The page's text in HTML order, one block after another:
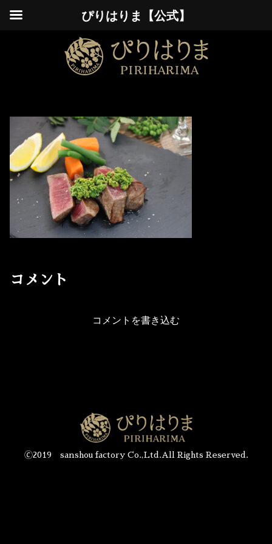
コメント
コメントを書き込む
🄫2019 sanshou factory Co.,Ltd.All Rights Reserved.
ぴりはりま【公式】